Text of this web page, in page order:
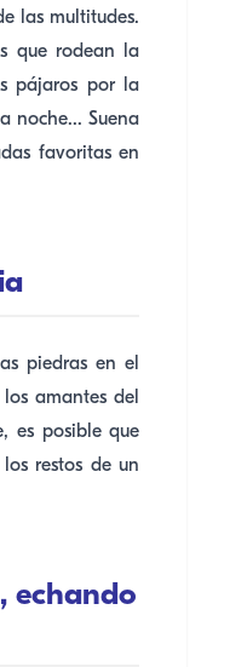
las multitudes.
que rodean la
pájaros por la
noche... Suena
favoritas en
piedras en el
amantes del
es posible que
restos de un
echando